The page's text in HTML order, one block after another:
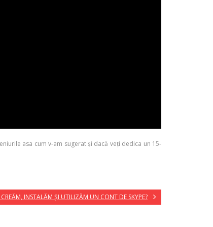
asa cum v-am sugerat și dacă veți dedica un 15-
INSTALĂM ȘI UTILIZĂM UN CONT DE SKYPE?